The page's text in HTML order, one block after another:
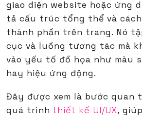
giao diện website hoặc ứng
tả cấu trúc tổng thể và cách
thành phần trên trang. Nó
cục và luồng tương tác mà
vào yếu tố đồ họa như màu
hay hiệu ứng động.
Đây được xem là bước quan
quá trìnhthiết kế UI/UX,